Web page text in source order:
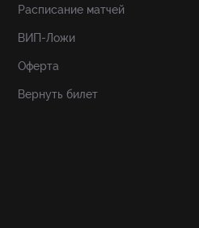
Расписание матчей
ВИП-Ложи
Оферта
Вернуть билет